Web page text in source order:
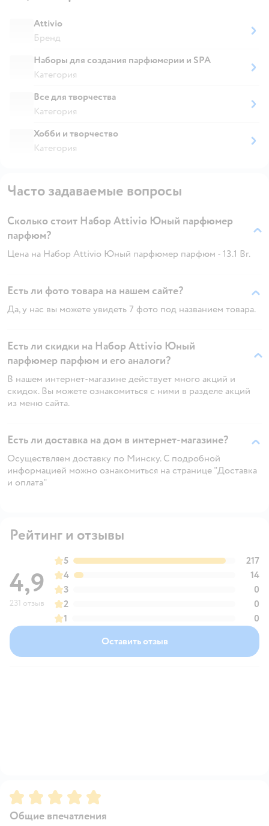
Attivio
Бренд
Наборы для создания парфюмерии и SPA
Категория
Все для творчества
Категория
Хобби и творчество
Категория
Часто задаваемые вопросы
Сколько стоит Набор Attivio Юный парфюмер
парфюм?
Цена на Набор Attivio Юный парфюмер парфюм - 13.1 Br.
Есть ли фото товара на нашем сайте?
Да, у нас вы можете увидеть 7 фото под названием товара.
Есть ли скидки на Набор Attivio Юный
парфюмер парфюм и его аналоги?
В нашем интернет-магазине действует много акций и
скидок. Вы можете ознакомиться с ними в разделе акций
из меню сайта.
Есть ли доставка на дом в интернет-магазине?
Осуществляем доставку по Минску. С подробной
информацией можно ознакомиться на странице "Доставка
и оплата"
Рейтинг и отзывы
4,9
231 отзыв
5
217
4
14
3
0
2
0
1
0
Оставить отзыв
Рейтинг:5
Общие впечатления